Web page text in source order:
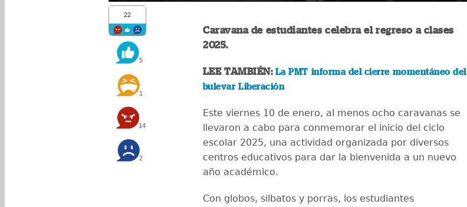
22
5
1
14
2
Caravana de estudiantes celebra el regreso a clases
2025.
LEE TAMBIÉN: La PMT informa del cierre momentáneo del
bulevar Liberación
Este viernes 10 de enero, al menos ocho caravanas se
llevaron a cabo para conmemorar el inicio del ciclo
escolar 2025, una actividad organizada por diversos
centros educativos para dar la bienvenida a un nuevo
año académico.
Con globos, silbatos y porras, los estudiantes